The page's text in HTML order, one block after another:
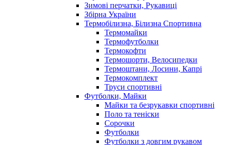
Зимові перчатки, Рукавиці
Збірна України
Термобілизна, Білизна Спортивна
Термомайки
Термофутболки
Термокофти
Термошорти, Велосипедки
Термоштани, Лосини, Капрі
Термокомплект
Труси спортивні
Футболки, Майки
Майки та безрукавки спортивні
Поло та теніски
Сорочки
Футболки
Футболки з довгим рукавом